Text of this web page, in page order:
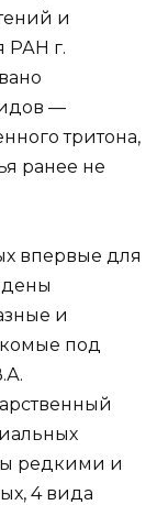
и
РАН г.
—
тритона,
ранее не
впервые для
и
под
редкими и
4 вида